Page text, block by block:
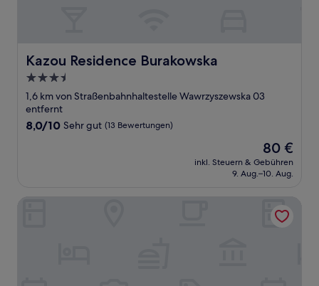
Kazou Residence Burakowska
Kazou Residence Burakowska
3.5-
Sterne-
Unterkunft
1,6 km von Straßenbahnhaltestelle Wawrzyszewska 03
entfernt
8.0
Bewertungen)
8,0/10 Sehr gut (13 Bewertungen)
Der
Preis
beträgt
80 €
inkl. Steuern & Gebühren
9. Aug.–10. Aug.